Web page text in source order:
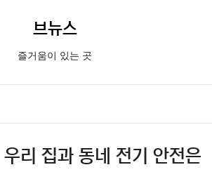
브뉴스
즐거움이 있는 곳
리 집과 동네 전기 안전은